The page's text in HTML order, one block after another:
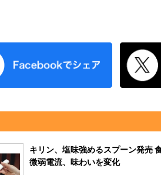
キリン、塩味強めるスプーン発売
微弱電流、味わいを変化